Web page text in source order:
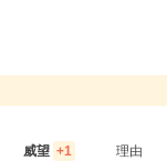
威望 +1 理由